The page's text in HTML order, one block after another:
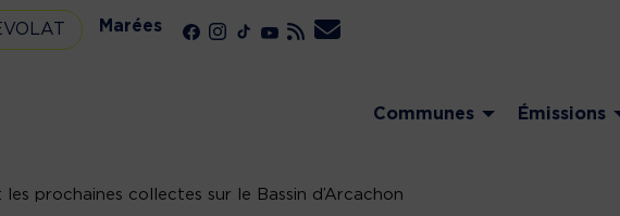
Marées
Communes Émissions
les prochaines collectes sur le Bassin d’Arcachon